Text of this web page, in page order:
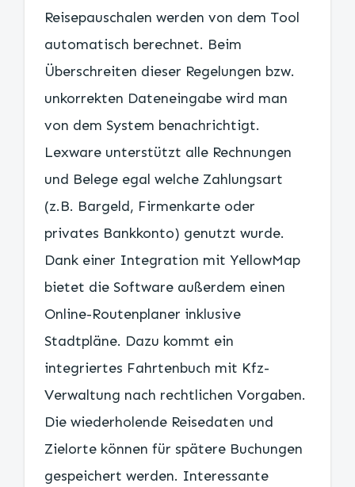
Reisepauschalen werden von dem Tool
automatisch berechnet. Beim
Überschreiten dieser Regelungen bzw.
unkorrekten Dateneingabe wird man
von dem System benachrichtigt.
Lexware unterstützt alle Rechnungen
und Belege egal welche Zahlungsart
(z.B. Bargeld, Firmenkarte oder
privates Bankkonto) genutzt wurde.
Dank einer Integration mit YellowMap
bietet die Software außerdem einen
Online-Routenplaner inklusive
Stadtpläne. Dazu kommt ein
integriertes Fahrtenbuch mit Kfz-
Verwaltung nach rechtlichen Vorgaben.
Die wiederholende Reisedaten und
Zielorte können für spätere Buchungen
gespeichert werden. Interessante